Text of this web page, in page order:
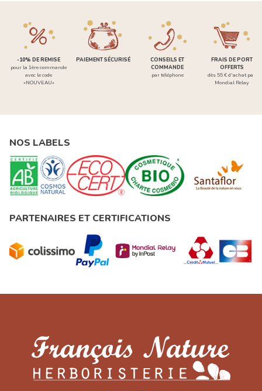
-10% DE REMISE
pour la 1ère commande
avec le code
«NOUVEAU»
PAIEMENT SÉCURISÉ
CONSEILS ET
COMMANDE
par téléphone
FRAIS DE PORT
OFFERTS
dès 55 € d'achat par
Mondial Relay
NOS LABELS
PARTENAIRES ET CERTIFICATIONS